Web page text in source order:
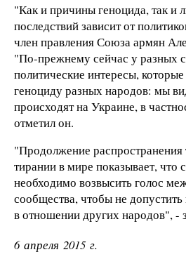
"Как и причины геноцида, так и
последствий зависит от
член правления Союза армян
"По-прежнему сейчас у разных
политические интересы,
геноциду разных народов: мы
происходят на Украине, в
отметил он.
"Продолжение распространения
тирании в мире показывает, что
необходимо возвысить голос
сообщества, чтобы не
в отношении других народов", -
6 апреля 2015 г.